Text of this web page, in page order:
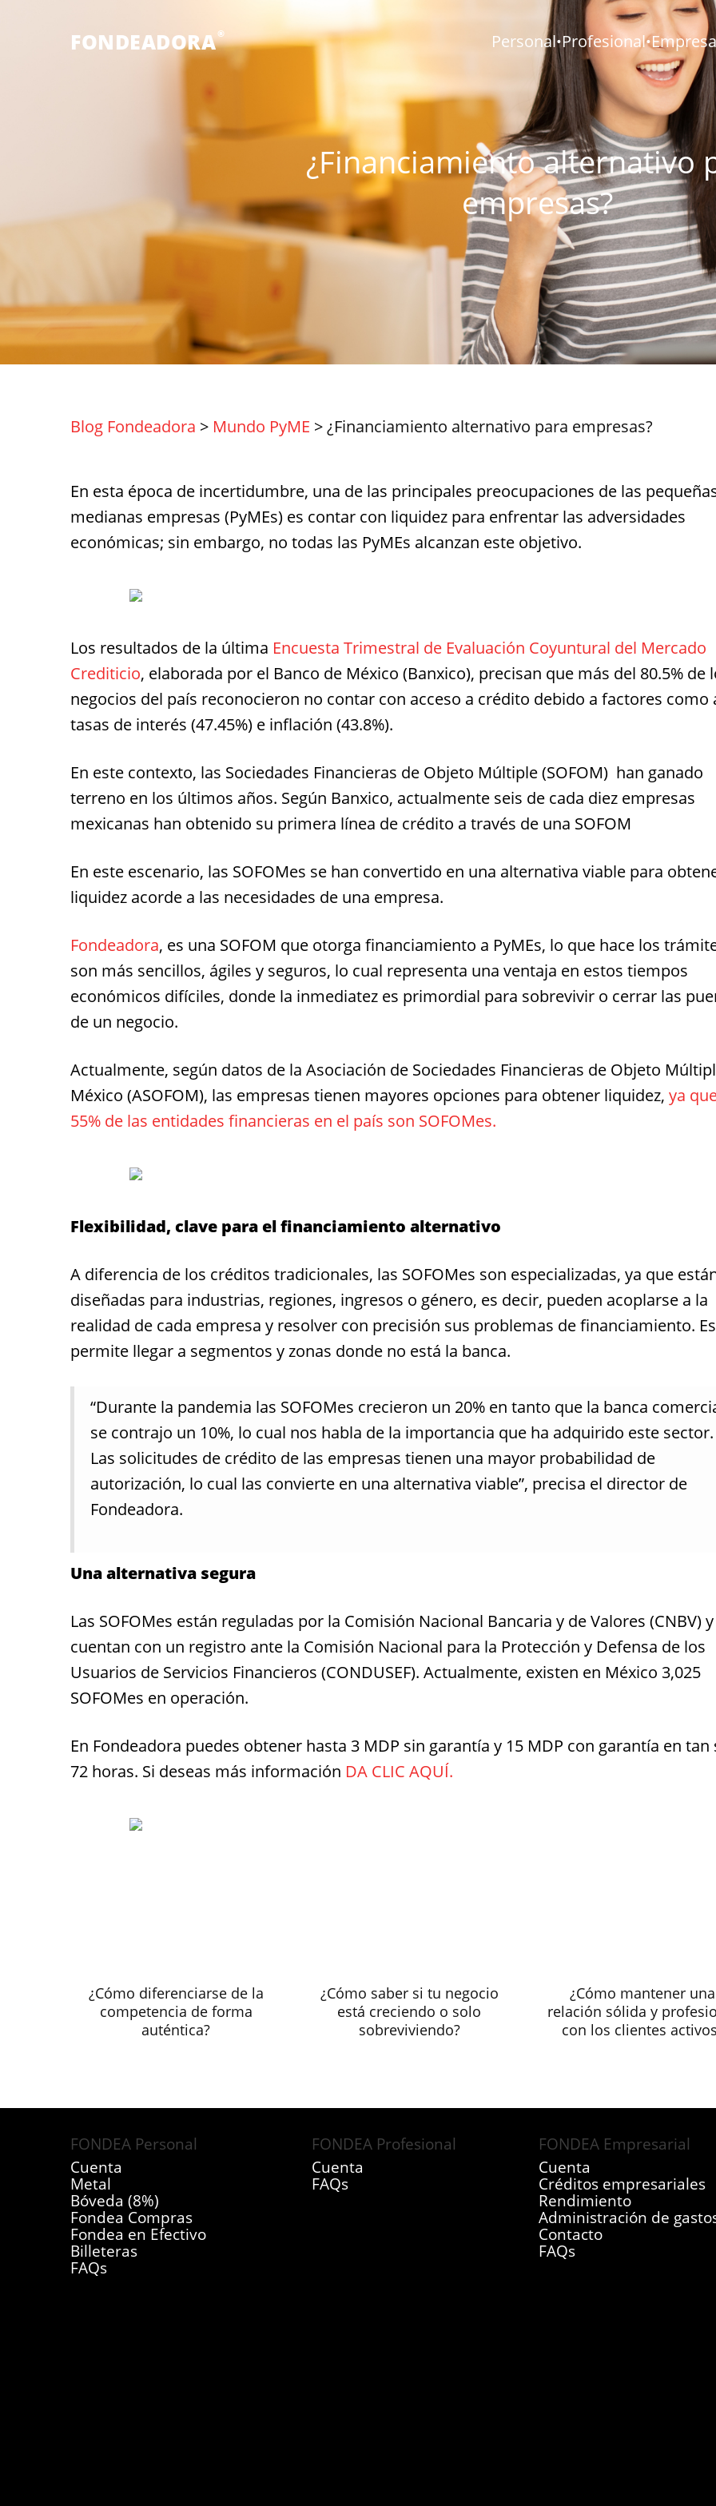
FONDEADORA® Personal•Profesional•
¿Financiamiento alternativo
empresas?
Blog Fondeadora > Mundo PyME >¿Financiamiento alternativo para empresas?
En esta época de incertidumbre, una de las principales preocupaciones de las
medianas empresas (PyMEs) es contar con liquidez para enfrentar las adversidades
económicas; sin embargo, no todas las PyMEs alcanzan este objetivo.
Los resultados de la última Encuesta Trimestral de Evaluación Coyuntural del Mercado
Crediticio, elaborada por el Banco de México (Banxico), precisan que más del 80.5% de
negocios del país reconocieron no contar con acceso a crédito debido a factores como
tasas de interés (47.45%) e inflación (43.8%).
En este contexto, las Sociedades Financieras de Objeto Múltiple (SOFOM) han ganado
terreno en los últimos años. Según Banxico, actualmente seis de cada diez empresas
mexicanas han obtenido su primera línea de crédito a través de una SOFOM
En este escenario, las SOFOMes se han convertido en una alternativa viable para
liquidez acorde a las necesidades de una empresa.
Fondeadora, es una SOFOM que otorga financiamiento a PyMEs, lo que hace los
son más sencillos, ágiles y seguros, lo cual representa una ventaja en estos tiempos
económicos difíciles, donde la inmediatez es primordial para sobrevivir o cerrar las
de un negocio.
Actualmente, según datos de la Asociación de Sociedades Financieras de Objeto
México (ASOFOM), las empresas tienen mayores opciones para obtener liquidez, ya
55% de las entidades financieras en el país son SOFOMes.
Flexibilidad, clave para el financiamiento alternativo
A diferencia de los créditos tradicionales, las SOFOMes son especializadas, ya que
diseñadas para industrias, regiones, ingresos o género, es decir, pueden acoplarse a la
realidad de cada empresa y resolver con precisión sus problemas de financiamiento.
permite llegar a segmentos y zonas donde no está la banca.
“Durante la pandemia las SOFOMes crecieron un 20% en tanto que la banca
se contrajo un 10%, lo cual nos habla de la importancia que ha adquirido este sector.
Las solicitudes de crédito de las empresas tienen una mayor probabilidad de
autorización, lo cual las convierte en una alternativa viable”, precisa el director de
Fondeadora.
Una alternativa segura
Las SOFOMes están reguladas por la Comisión Nacional Bancaria y de Valores (CNBV) y
cuentan con un registro ante la Comisión Nacional para la Protección y Defensa de los
Usuarios de Servicios Financieros (CONDUSEF). Actualmente, existen en México 3,025
SOFOMes en operación.
En Fondeadora puedes obtener hasta 3 MDP sin garantía y 15 MDP con garantía en tan
72 horas. Si deseas más información DA CLIC AQUÍ.
¿Cómo diferenciarse de la
competencia de forma
auténtica?
¿Cómo saber si tu negocio
está creciendo o solo
sobreviviendo?
¿Cómo mantener una
relación sólida y
con los clientes
FONDEA Personal
Cuenta
Metal
Bóveda (8%)
Fondea Compras
Fondea en Efectivo
Billeteras
FAQs
FONDEA Profesional
Cuenta
FAQs
FONDEA Empresarial
Cuenta
Créditos empresariales
Rendimiento
Administración de
Contacto
FAQs